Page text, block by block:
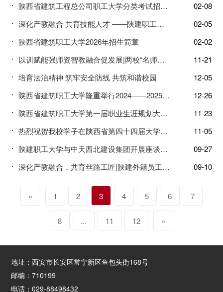
陕西省建筑工程总公司职工大学分类考试招生章程
02-08
深化产教融合 共育技能人才 ——陕建职工大学、陕建技师学院赴华山劳务开发集团开展访企拓岗交流座谈
02-05
陕西省建筑职工大学2026年招生简章
02-02
以训赋能强师资智教融合促发展|两校“名师讲堂”活动成功举办
11-21
培育法治精神 筑牢安全防线 共筑和谐校园
12-05
陕西省建筑职工大学隆重举行2024——2025学年学生评优表彰大会
12-26
陕西省建筑职工大学第一届职业生涯规划大赛通知
11-23
热烈祝贺我校学子在陕西省第四十四届大学生田径运动会中取得佳绩
11-05
陕建职工大学与中天西北建设集团开展座谈交流
09-27
深化产教融合，共育丝路工匠|陕建外籍员工走进我校，共话校企合作新篇章
09-10
« 1 2 3 4 5 6 7
8 ... 11 12 »
地址：西安市长安区常宁新区鱼包头街168号
邮编：710199
电话：029-88498432